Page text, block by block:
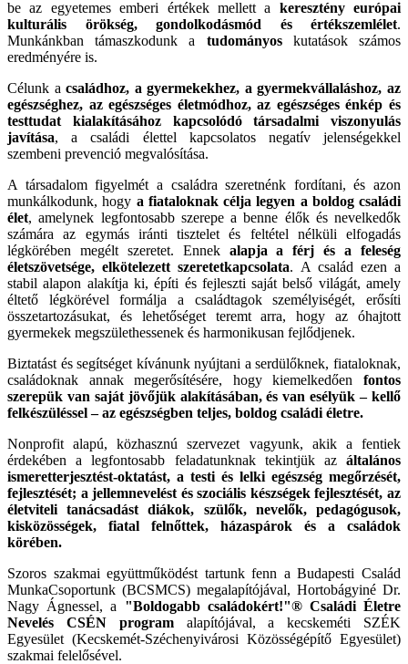
be az egyetemes emberi értékek mellett a keresztény európai
kulturális örökség, gondolkodásmód és értékszemlélet.
Munkánkban támaszkodunk a tudományoskutatások számos
eredményére is.
Célunk acsaládhoz, a gyermekekhez, a gyermekvállaláshoz, az
egészséghez, az egészséges életmódhoz, az egészséges énkép és
testtudat kialakításához kapcsolódó társadalmi viszonyulás
javítása, a családi élettel kapcsolatos negatív jelenségekkel
szembeni prevenció megvalósítása.
A társadalom figyelmét a családra szeretnénk fordítani, és azon
munkálkodunk, hogy a fiataloknak célja legyen a boldog családi
élet, amelynek legfontosabb szerepe a benne élők és nevelkedők
számára az egymás iránti tisztelet és feltétel nélküli elfogadás
légkörében megélt szeretet. Ennek alapja a férj és a feleség
életszövetsége, elkötelezett szeretetkapcsolata. A család ezen a
stabil alapon alakítja ki, építi és fejleszti saját belső világát, amely
éltető légkörével formálja a családtagok személyiségét, erősíti
összetartozásukat, és lehetőséget teremt arra, hogy az óhajtott
gyermekek megszülethessenek és harmonikusan fejlődjenek.
Biztatást és segítséget kívánunk nyújtani a serdülőknek, fiataloknak,
családoknak annak megerősítésére, hogy kiemelkedően fontos
szerepük van saját jövőjük alakításában, és van esélyük – kellő
felkészüléssel – az egészségben teljes, boldog családi életre.
Nonprofit alapú, közhasznú szervezet vagyunk, akik a fentiek
érdekében a legfontosabb feladatunknak tekintjük azáltalános
ismeretterjesztést-oktatást, a testi és lelki egészség megőrzését,
fejlesztését; a jellemnevelést és szociális készségek fejlesztését, az
életviteli tanácsadást diákok, szülők, nevelők, pedagógusok,
kisközösségek, fiatal felnőttek, házaspárok és a családok
körében.
Szoros szakmai együttműködést tartunk fenn a Budapesti Család
MunkaCsoportunk (BCSMCS) megalapítójával, Hortobágyiné Dr.
Nagy Ágnessel, a "Boldogabb családokért!"® Családi Életre
Nevelés CSÉN programalapítójával, a kecskeméti SZÉK
Egyesület (Kecskemét-Széchenyivárosi Közösségépítő Egyesület)
szakmai felelősével.